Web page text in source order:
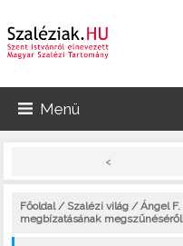
Menü
<
Főoldal/ Szalézi világ / Ángel F.
megbízatásának megszűnéséről